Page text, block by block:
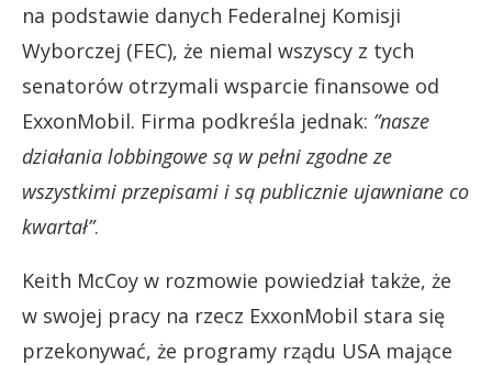
na podstawie danych Federalnej Komisji
Wyborczej (FEC), że niemal wszyscy z tych
senatorów otrzymali wsparcie finansowe od
ExxonMobil. Firma podkreśla jednak: ​​”nasze
działania lobbingowe są w pełni zgodne ze
wszystkimi przepisami i są publicznie ujawniane co
kwartał”.
Keith McCoy w rozmowie powiedział także, że
w swojej pracy na rzecz ExxonMobil stara się
przekonywać, że programy rządu USA mające